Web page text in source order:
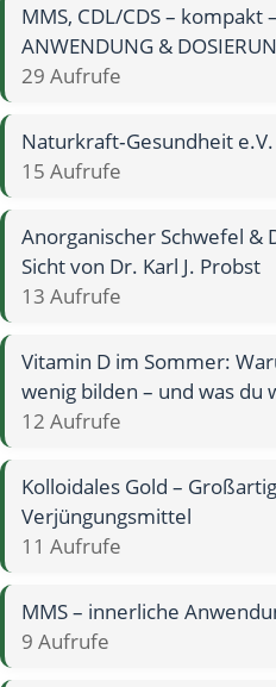
MMS, CDL/CDS – kompakt
ANWENDUNG &
29 Aufrufe
Naturkraft‑Gesundheit
15 Aufrufe
Anorganischer Schwefel &
Sicht von Dr. Karl J. Probst
13 Aufrufe
Vitamin D im Sommer:
wenig bilden – und was du
12 Aufrufe
Kolloidales Gold –
Verjüngungsmittel
11 Aufrufe
MMS – innerliche
9 Aufrufe